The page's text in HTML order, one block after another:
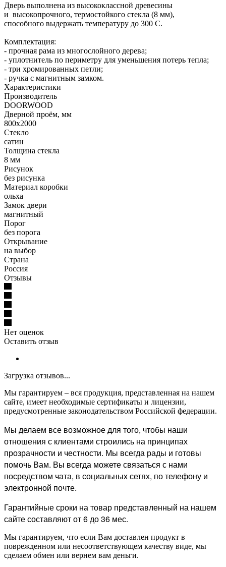
Дверь выполнена из высококлассной древесины
и высокопрочного, термостойкого стекла (8 мм),
способного выдержать температуру до 300 С.
Комплектация:
- прочная рама из многослойного дерева;
- уплотнитель по периметру для уменьшения потерь тепла;
- три хромированных петли;
- ручка с магнитным замком.
Характеристики
Производитель
DOORWOOD
Дверной проём, мм
800х2000
Стекло
сатин
Толщина стекла
8 мм
Рисунок
без рисунка
Материал коробки
ольха
Замок двери
магнитный
Порог
без порога
Открывание
на выбор
Страна
Россия
Отзывы
Нет оценок
Оставить отзыв
Загрузка отзывов...
Мы гарантируем – вся продукция, представленная на нашем
сайте, имеет необходимые сертификаты и лицензии,
предусмотренные законодательством Российской федерации.
Мы делаем все возможное для того, чтобы наши
отношения с клиентами строились на принципах
прозрачности и честности. Мы всегда рады и готовы
помочь Вам. Вы всегда можете связаться с нами
посредством чата, в социальных сетях, по телефону и
электронной почте.
Гарантийные сроки на товар представленный на нашем
сайте составляют от 6 до 36 мес.
Мы гарантируем, что если Вам доставлен продукт в
поврежденном или несоответствующем качеству виде, мы
сделаем обмен или вернем вам деньги.